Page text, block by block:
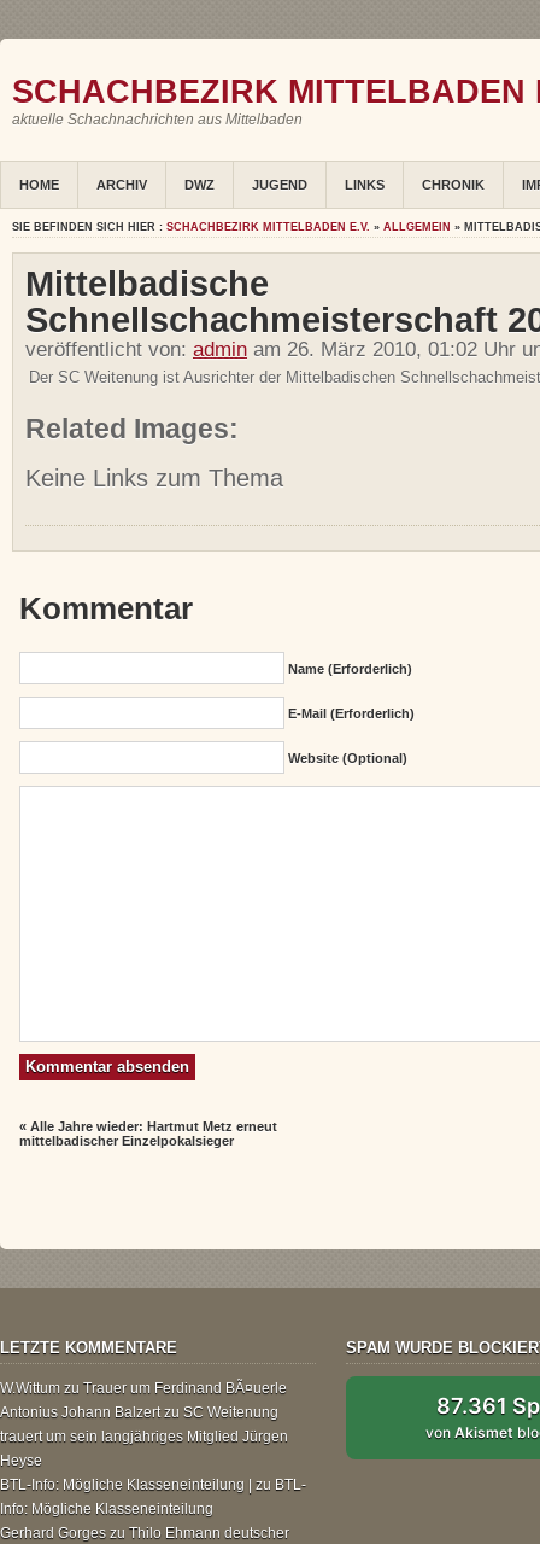
SCHACHBEZIRK MITTELBADEN
aktuelle Schachnachrichten aus Mittelbaden
HOME ARCHIV DWZ JUGEND LINKS CHRONIK
SIE BEFINDEN SICH HIER : SCHACHBEZIRK MITTELBADEN E.V. » ALLGEMEIN »
Mittelbadische
Schnellschachmeisterschaft
veröffentlicht von: admin am 26. März 2010, 01:02 Uhr
Der SC Weitenung ist Ausrichter der Mittelbadischen
Related Images:
Keine Links zum Thema
Kommentar
Name (erforderlich)
E-Mail (erforderlich)
Website (Optional)
«Alle Jahre wieder: Hartmut Metz erneut
mittelbadischer Einzelpokalsieger
LETZTE KOMMENTARE
W.Wittum zu Trauer um Ferdinand BÃ¤uerle
Antonius Johann Balzertzu SC Weitenung
trauert um sein langjähriges Mitglied Jürgen
Heyse
BTL-Info: Mögliche Klasseneinteilung |
zu BTL-
Info: Mögliche Klasseneinteilung
Gerhard Gorges zu Thilo Ehmann deutscher
SPAM WURDE
87.361
vonAkismet